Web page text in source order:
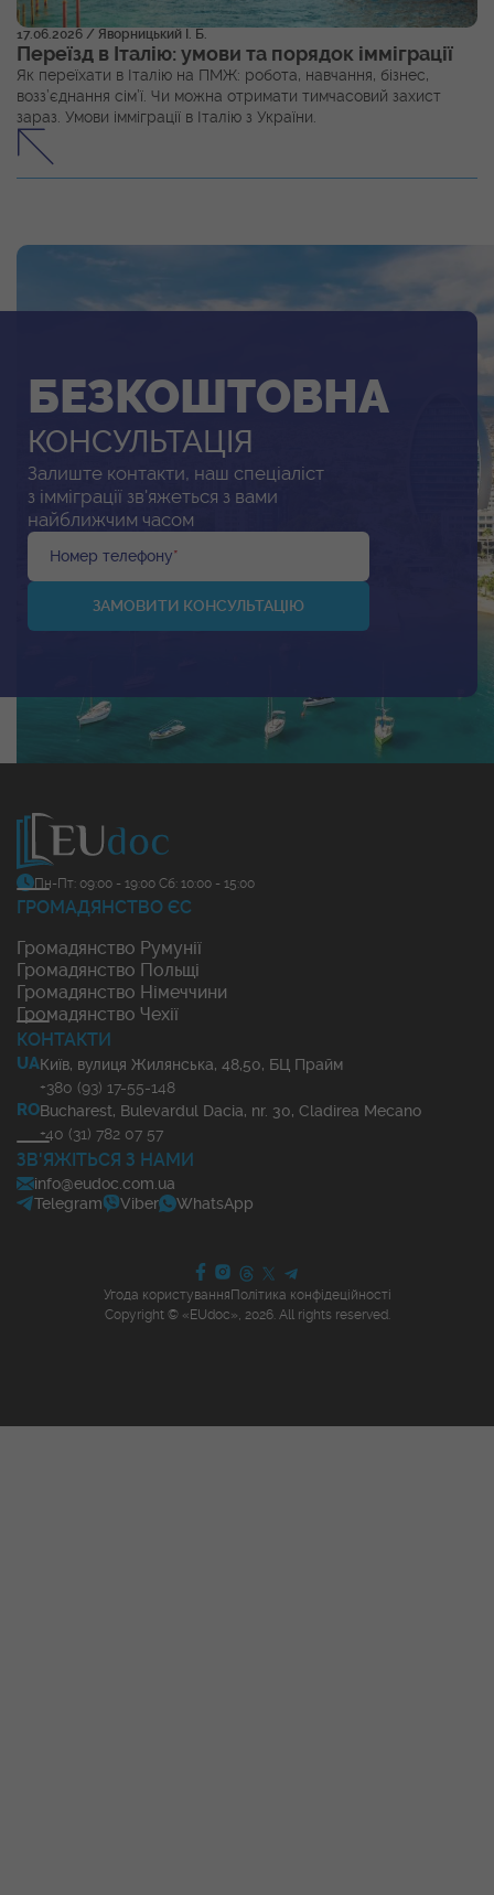
17.06.2026 / Яворницький І. Б.
Переїзд в Італію: умови та порядок імміграції
Як переїхати в Італію на ПМЖ: робота, навчання, бізнес,
возз’єднання сім’ї. Чи можна отримати тимчасовий захист
зараз. Умови імміграції в Італію з України.
БЕЗКОШТОВНА
КОНСУЛЬТАЦІЯ
Залиште контакти, наш спеціаліст
з імміграції зв'яжеться з вами
найближчим часом
Номер телефону*
Пн-Пт: 09:00 - 19:00 Сб: 10:00 - 15:00
ГРОМАДЯНСТВО ЄС
Громадянство Румунії
Громадянство Польщі
Громадянство Німеччини
Громадянство Чехії
КОНТАКТИ
UAКиїв, вулиця Жилянська, 48,50, БЦ Прайм
+380 (93) 17-55-148
ROBucharest, Bulevardul Dacia, nr. 30, Cladirea Mecano
+40 (31) 782 07 57
ЗВ'ЯЖІТЬСЯ З НАМИ
info@eudoc.com.ua
Telegram
Viber WhatsApp
Copyright © «EUdoc», 2026. All rights reserved.
Угода користування Політика конфідеційності